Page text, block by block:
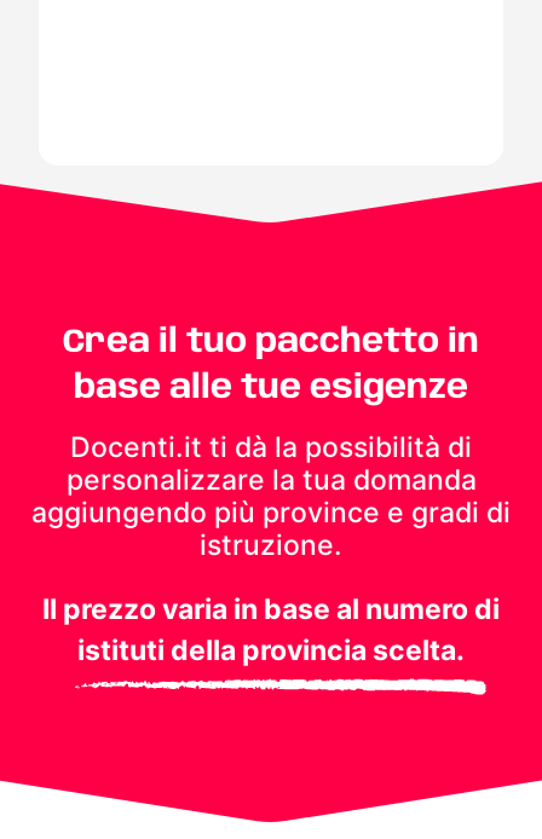
Crea il tuo pacchetto in
base alle tue esigenze
Docenti.it ti dà la possibilità di
personalizzare la tua domanda
aggiungendo più province e gradi di
istruzione.
Il prezzo varia in base al numero di
istituti della provincia scelta.